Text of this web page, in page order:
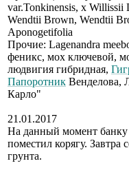
var.Tonkinensis, x Willissii
Wendtii Brown, Wendtii
Aponogetifolia
Прочие: Lagenandra
феникс, мох ключевой,
людвигия гибридная,
Папоротник Венделова,
Карло"
21.01.2017
На данный момент банку
поместил корягу.
грунта.